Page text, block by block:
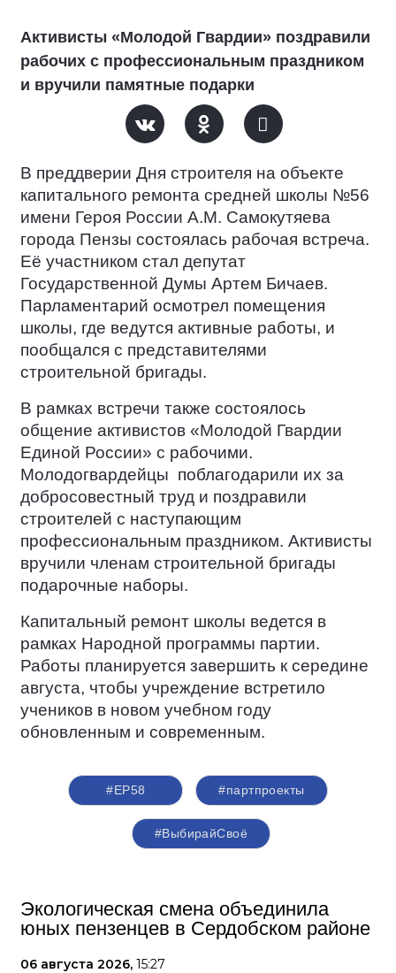
Активисты «Молодой Гвардии» поздравили
рабочих с профессиональным праздником
и вручили памятные подарки
В преддверии Дня строителя на объекте
капитального ремонта средней школы №56
имени Героя России А.М. Самокутяева
города Пензы состоялась рабочая встреча.
Её участником стал депутат
Государственной Думы Артем Бичаев.
Парламентарий осмотрел помещения
школы, где ведутся активные работы, и
пообщался с представителями
строительной бригады.
В рамках встречи также состоялось
общение активистов «Молодой Гвардии
Единой России» с рабочими.
Молодогвардейцы поблагодарили их за
добросовестный труд и поздравили
строителей с наступающим
профессиональным праздником. Активисты
вручили членам строительной бригады
подарочные наборы.
Капитальный ремонт школы ведется в
рамках Народной программы партии.
Работы планируется завершить к середине
августа, чтобы учреждение встретило
учеников в новом учебном году
обновленным и современным.
#ЕР58 #партпроекты
#ВыбирайСвоё
Экологическая смена объединила
юных пензенцев в Сердобском районе
06 августа 2026, 15:27